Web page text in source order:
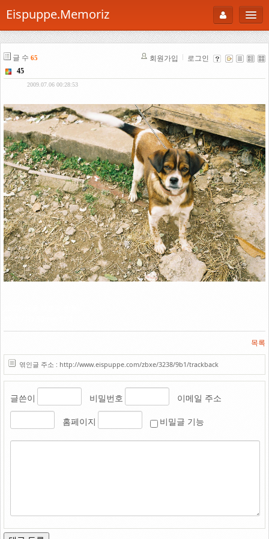
Eispuppe.Memoriz
로그인
About
AboutTori
Photo
Gallery
Snaps
B Cut
Portfolio
백과사전
공부방
Footprint
Link
글 수 65 회원가입 로그인
45
2009.07.06 00:28:53
목록
엮인글 주소 : http://www.eispuppe.com/zbxe/3238/9b1/trackback
글쓴이 비밀번호 이메일 주소
홈페이지 비밀글 기능